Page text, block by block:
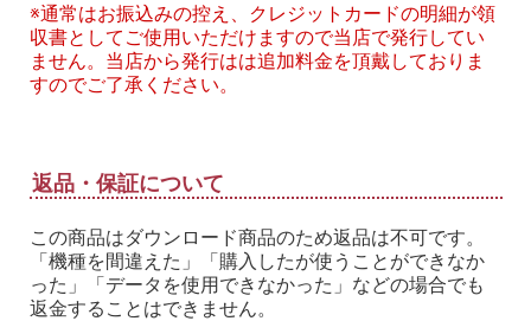
※通常はお振込みの控え、クレジットカードの明細が領
収書としてご使用いただけますので当店で発行してい
ません。当店から発行はは追加料金を頂戴しておりま
すのでご了承ください。
返品・保証について
この商品はダウンロード商品のため返品は不可です。
「機種を間違えた」「購入したが使うことができなか
った」「データを使用できなかった」などの場合でも
返金することはできません。